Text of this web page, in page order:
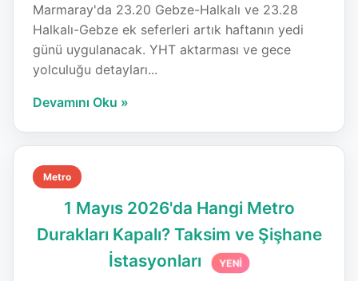
Marmaray'da 23.20 Gebze-Halkalı ve 23.28
Halkalı-Gebze ek seferleri artık haftanın yedi
günü uygulanacak. YHT aktarması ve gece
yolculuğu detayları...
Devamını Oku »
Metro
1 Mayıs 2026'da Hangi Metro
Durakları Kapalı? Taksim ve Şişhane
İstasyonları
YENİ